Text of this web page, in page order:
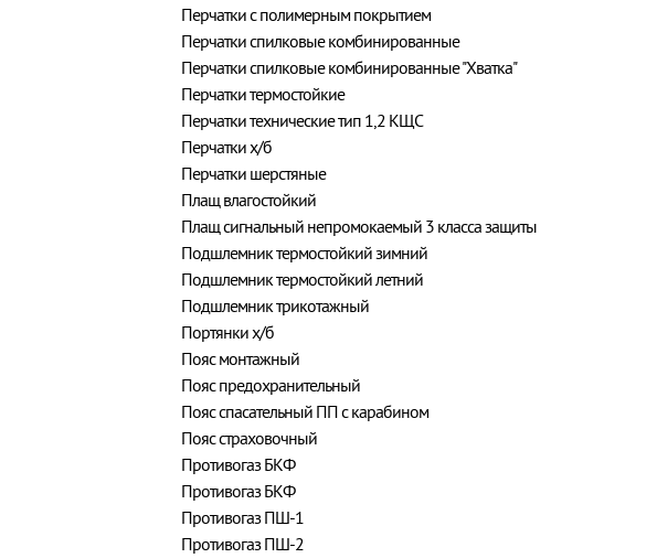
Перчатки с полимерным покрытием
Перчатки спилковые комбинированные
Перчатки спилковые комбинированные "Хватка"
Перчатки термостойкие
Перчатки технические тип 1,2 КЩС
Перчатки х/б
Перчатки шерстяные
Плащ влагостойкий
Плащ сигнальный непромокаемый 3 класса защиты
Подшлемник термостойкий зимний
Подшлемник термостойкий летний
Подшлемник трикотажный
Портянки х/б
Пояс монтажный
Пояс предохранительный
Пояс спасательный ПП с карабином
Пояс страховочный
Противогаз БКФ
Противогаз БКФ
Противогаз ПШ-1
Противогаз ПШ-2